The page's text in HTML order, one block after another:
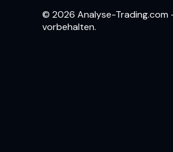
© 2026 Analyse-Trading.com
vorbehalten.